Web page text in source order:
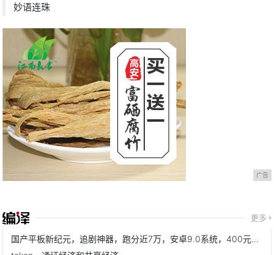
妙语连珠
广告
更多
国产平板新纪元，追剧神器，跑分近7万，安卓9.0系统，400元不到